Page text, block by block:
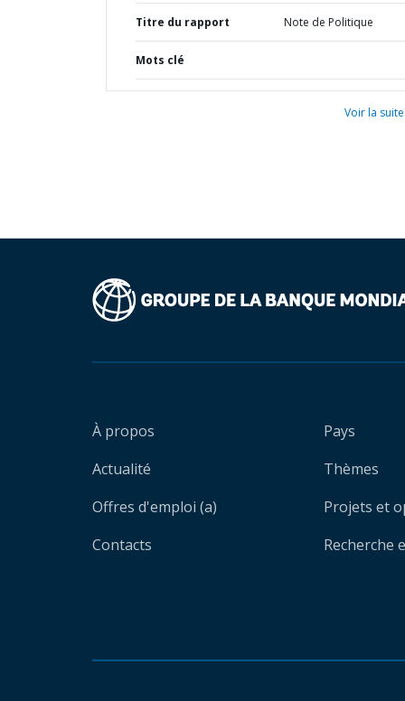
Titre du rapport Note de Politique
Mots clé
Voir la suite
À propos
Actualité
Offres d'emploi (a)
Contacts
Pays
Thèmes
Projets et
Recherche